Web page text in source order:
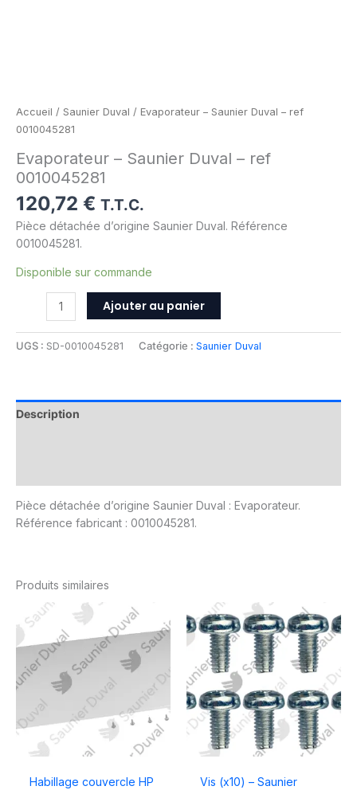
Accueil / Saunier Duval / Evaporateur – Saunier Duval – ref
0010045281
Evaporateur – Saunier Duval – ref
0010045281
120,72 € T.T.C.
Pièce détachée d’origine Saunier Duval. Référence
0010045281.
Disponible sur commande
Ajouter au panier
UGS : SD-0010045281 Catégorie : Saunier Duval
Description
Pièce détachée d’origine Saunier Duval : Evaporateur.
Référence fabricant : 0010045281.
Produits similaires
Habillage couvercle HP
Vis (x10) – Saunier